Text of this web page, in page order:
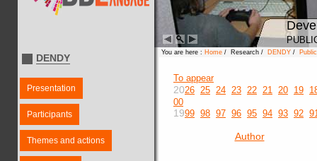
DENDY
Presentation
Participants
Themes and actions
You are here : Home / Research / DENDY /
To appear
2026 25 24 23 22 21 20 19
00
1999 98 97 96 95 94 93 92
Author